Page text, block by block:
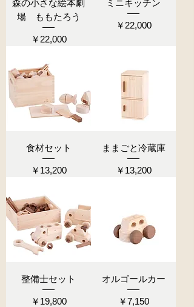
森の小さな絵本劇
場 ももたろう
価格
￥22,000
ミニキッチン
価格
￥22,000
食材セット
価格
￥13,200
ままごと冷蔵庫
価格
￥13,200
整備士セット
価格
￥19,800
オルゴールカー
価格
￥7,150